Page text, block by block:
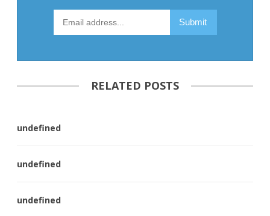
RELATED POSTS
undefined
undefined
undefined